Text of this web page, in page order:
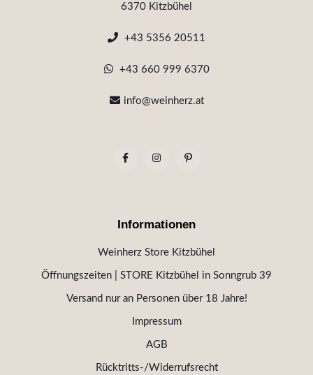
6370 Kitzbühel
+43 5356 20511
+43 660 999 6370
info@weinherz.at
Informationen
Weinherz Store Kitzbühel
Öffnungszeiten | STORE Kitzbühel in Sonngrub 39
Versand nur an Personen über 18 Jahre!
Impressum
AGB
Rücktritts-/Widerrufsrecht